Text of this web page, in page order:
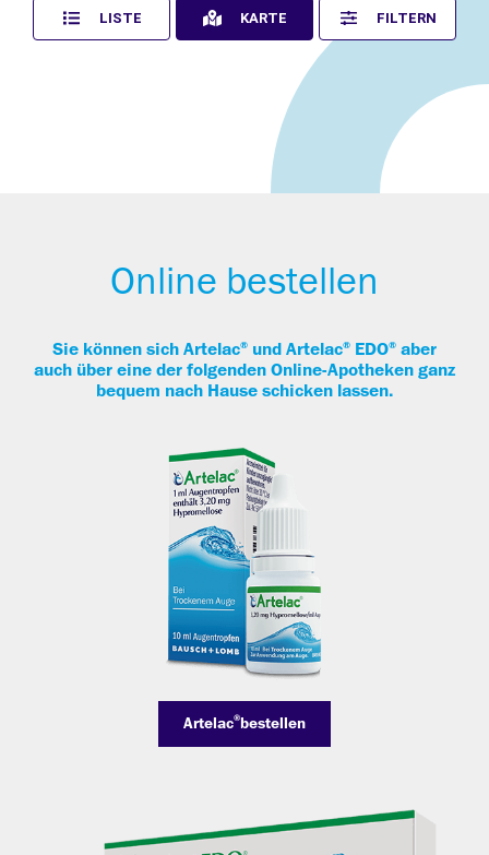
LISTE KARTE FILTERN
Online bestellen
Sie können sich Artelac® und Artelac® EDO® aber
auch über eine der folgenden Online-Apotheken ganz
bequem nach Hause schicken lassen.
Artelac®bestellen